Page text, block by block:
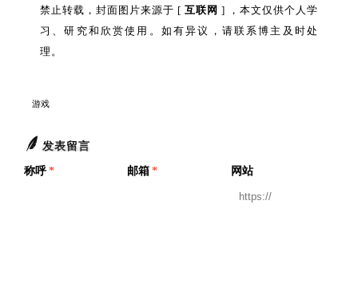
禁止转载，封面图片来源于 [ 互联网 ] ，本文仅供个人学
习、研究和欣赏使用。如有异议，请联系博主及时处
理。
游戏
发表留言
称呼 * 邮箱 * 网站